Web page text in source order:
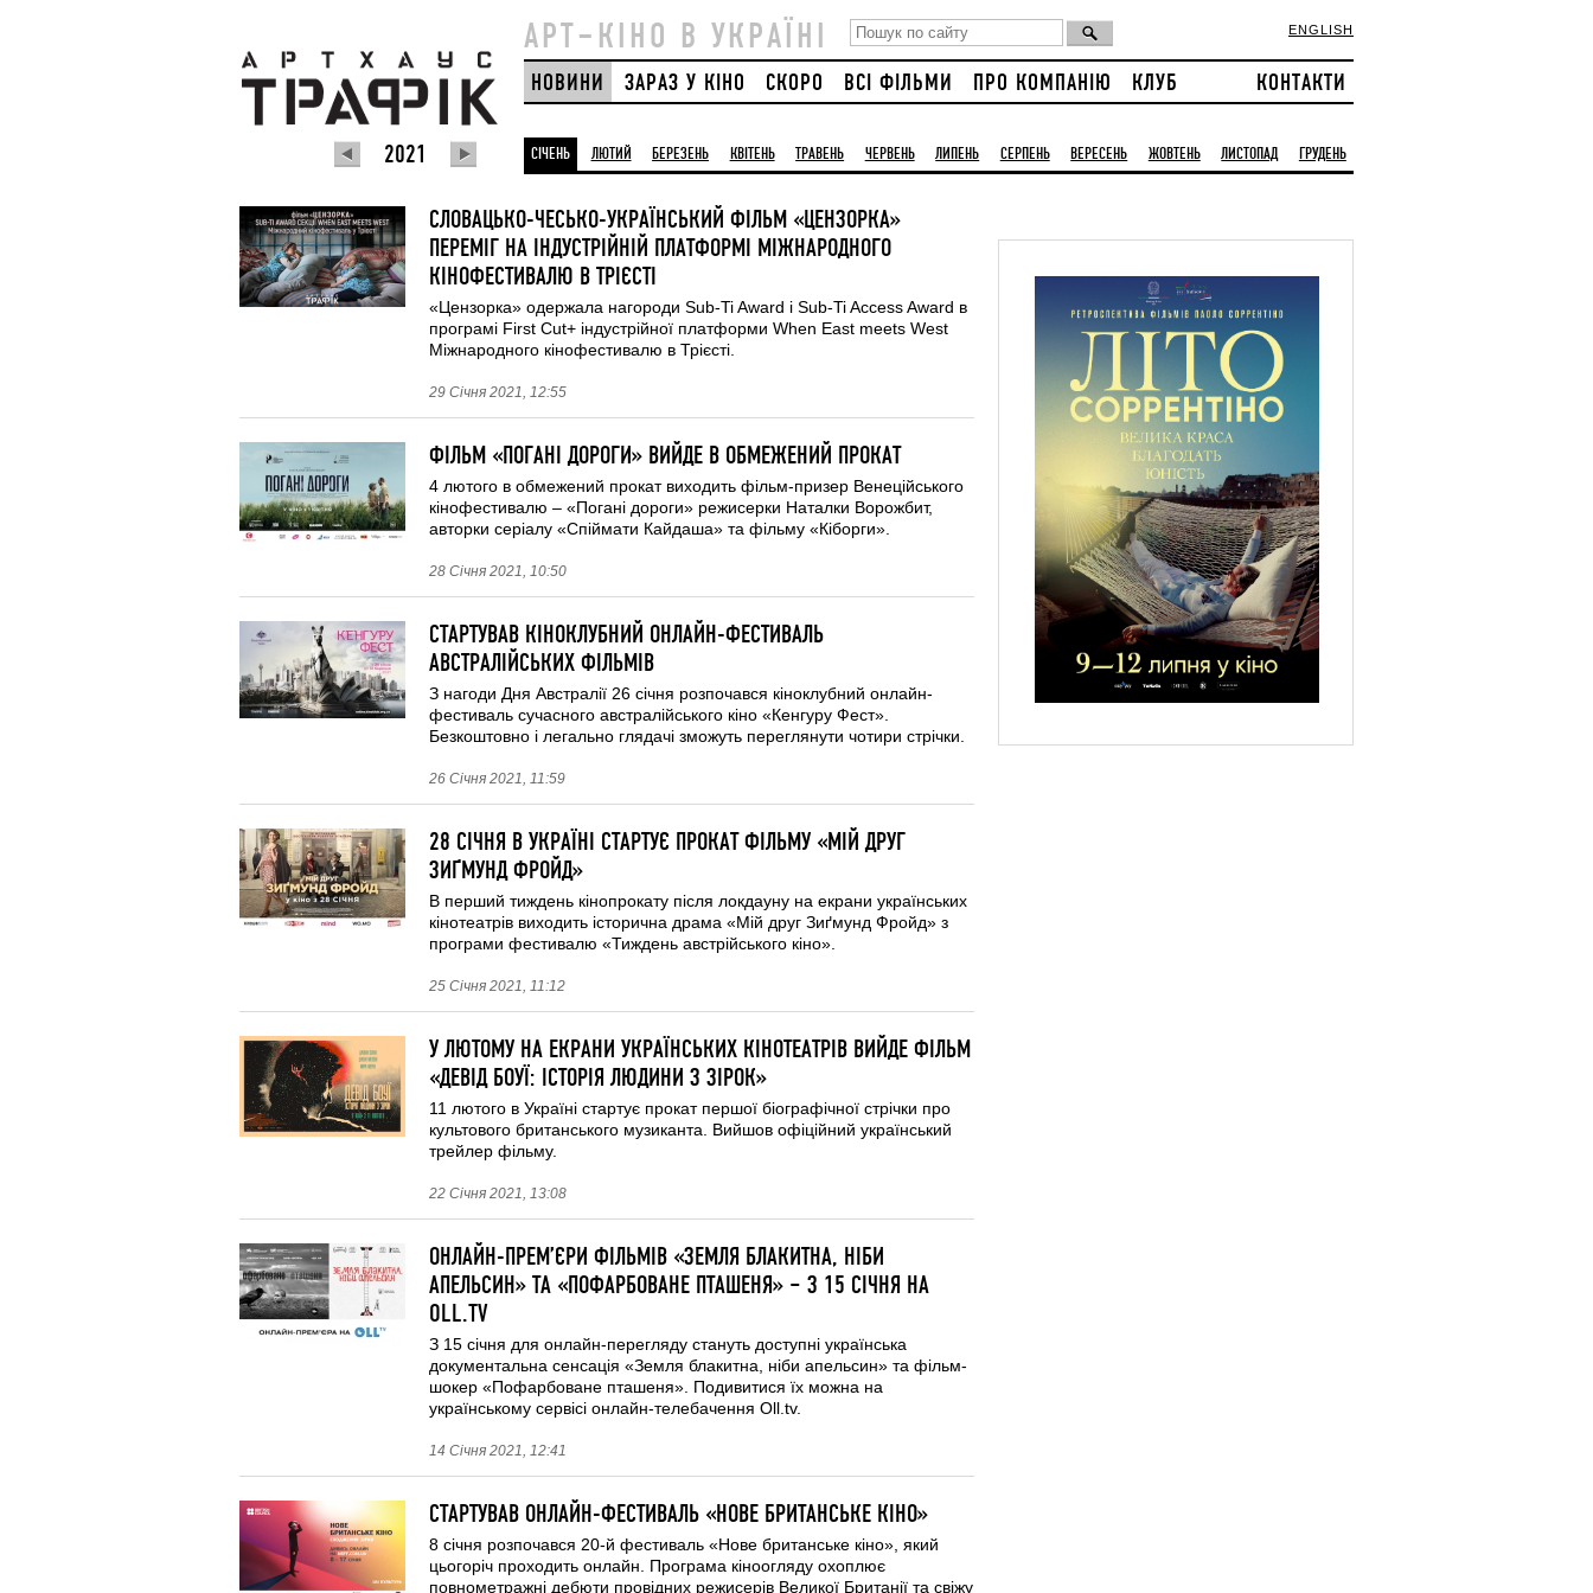
АРТ–КІНО В УКРАЇНІ ENGLISH
НОВИНИ ЗАРАЗ У КІНО СКОРО ВСІ ФІЛЬМИ ПРО КОМПАНІЮ КЛУБ КОНТАКТИ
2021 СІЧЕНЬ ЛЮТИЙ БЕРЕЗЕНЬ КВІТЕНЬ ТРАВЕНЬ ЧЕРВЕНЬ ЛИПЕНЬ СЕРПЕНЬ ВЕРЕСЕНЬ ЖОВТЕНЬ ЛИСТОПАД ГРУДЕНЬ
СЛОВАЦЬКО-ЧЕСЬКО-УКРАЇНСЬКИЙ ФІЛЬМ «ЦЕНЗОРКА»
ПЕРЕМІГ НА ІНДУСТРІЙНІЙ ПЛАТФОРМІ МІЖНАРОДНОГО
КІНОФЕСТИВАЛЮ В ТРІЄСТІ
«Цензорка» одержала нагороди Sub-Ti Award і Sub-Ti Access Award в
програмі First Cut+ індустрійної платформи When East meets West
Міжнародного кінофестивалю в Трієсті.
29 Січня 2021, 12:55
ФІЛЬМ «ПОГАНІ ДОРОГИ» ВИЙДЕ В ОБМЕЖЕНИЙ ПРОКАТ
4 лютого в обмежений прокат виходить фільм-призер Венеційського
кінофестивалю – «Погані дороги» режисерки Наталки Ворожбит,
авторки серіалу «Спіймати Кайдаша» та фільму «Кіборги».
28 Січня 2021, 10:50
СТАРТУВАВ КІНОКЛУБНИЙ ОНЛАЙН-ФЕСТИВАЛЬ
АВСТРАЛІЙСЬКИХ ФІЛЬМІВ
З нагоди Дня Австралії 26 січня розпочався кіноклубний онлайн-
фестиваль сучасного австралійського кіно «Кенгуру Фест».
Безкоштовно і легально глядачі зможуть переглянути чотири стрічки.
26 Січня 2021, 11:59
28 СІЧНЯ В УКРАЇНІ СТАРТУЄ ПРОКАТ ФІЛЬМУ «МІЙ ДРУГ
ЗИҐМУНД ФРОЙД»
В перший тиждень кінопрокату після локдауну на екрани українських
кінотеатрів виходить історична драма «Мій друг Зиґмунд Фройд» з
програми фестивалю «Тиждень австрійського кіно».
25 Січня 2021, 11:12
У ЛЮТОМУ НА ЕКРАНИ УКРАЇНСЬКИХ КІНОТЕАТРІВ ВИЙДЕ ФІЛЬМ
«ДЕВІД БОУЇ: ІСТОРІЯ ЛЮДИНИ З ЗІРОК»
11 лютого в Україні стартує прокат першої біографічної стрічки про
культового британського музиканта. Вийшов офіційний український
трейлер фільму.
22 Січня 2021, 13:08
ОНЛАЙН-ПРЕМ’ЄРИ ФІЛЬМІВ «ЗЕМЛЯ БЛАКИТНА, НІБИ
АПЕЛЬСИН» ТА «ПОФАРБОВАНЕ ПТАШЕНЯ» – З 15 СІЧНЯ НА
OLL.TV
З 15 січня для онлайн-перегляду стануть доступні українська
документальна сенсація «Земля блакитна, ніби апельсин» та фільм-
шокер «Пофарбоване пташеня». Подивитися їх можна на
українському сервісі онлайн-телебачення Oll.tv.
14 Січня 2021, 12:41
СТАРТУВАВ ОНЛАЙН-ФЕСТИВАЛЬ «НОВЕ БРИТАНСЬКЕ КІНО»
8 січня розпочався 20-й фестиваль «Нове британське кіно», який
цьогоріч проходить онлайн. Програма кіноогляду охоплює
повнометражні дебюти провідних режисерів Великої Британії та свіжу